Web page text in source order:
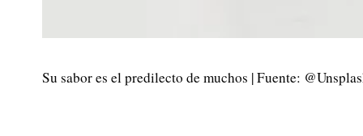
Su sabor es el predilecto de muchos | Fuente: